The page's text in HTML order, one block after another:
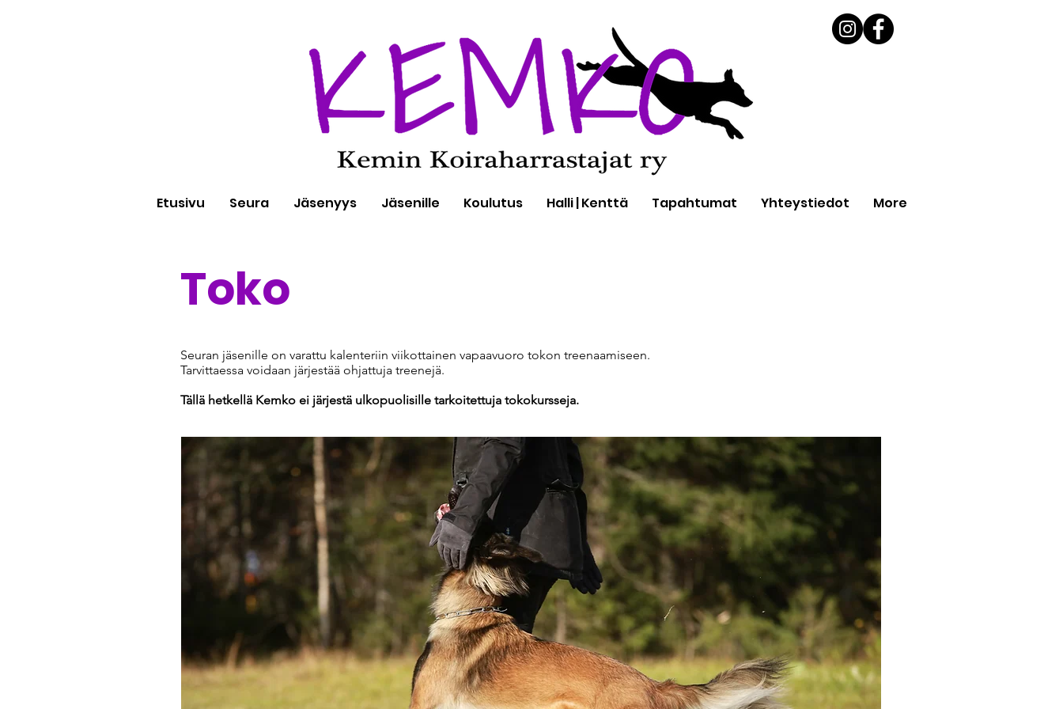
Etusivu Seura Jäsenyys Jäsenille Koulutus Halli | Kenttä Tapahtumat Yhteystiedot More
Toko
Seuran jäsenille on varattu kalenteriin viikottainen vapaavuoro tokon treenaamiseen.
Tarvittaessa voidaan järjestää ohjattuja treenejä.
Tällä hetkellä Kemko ei järjestä ulkopuolisille tarkoitettuja tokokursseja.